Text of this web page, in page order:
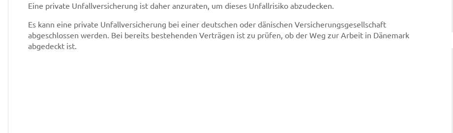
Eine private Unfallversicherung ist daher anzuraten, um dieses Unfallrisiko abzudecken.
Es kann eine private Unfallversicherung bei einer deutschen oder dänischen Versicherungsgesellschaft
abgeschlossen werden. Bei bereits bestehenden Verträgen ist zu prüfen, ob der Weg zur Arbeit in Dänemark
abgedeckt ist.